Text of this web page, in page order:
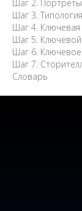
Шаг 2.
Шаг 3.
Шаг 4.
Шаг 5.
Шаг 6.
Шаг 7.
Словарь